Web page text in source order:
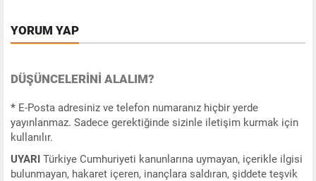
YORUM YAP
DÜŞÜNCELERINI ALALIM?
* E-Posta adresiniz ve telefon numaranız hiçbir yerde
yayınlanmaz. Sadece gerektiğinde sizinle iletişim kurmak için
kullanılır.
UYARI Türkiye Cumhuriyeti kanunlarına uymayan, içerikle ilgisi
bulunmayan, hakaret içeren, inançlara saldıran, şiddete teşvik